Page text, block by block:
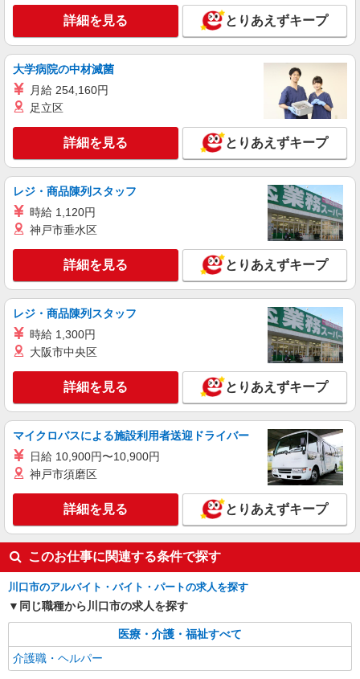
株式会社トラストグロース 新宿本社 第3営業部
有料老人ホームでの介護士
月給：243,500円〜290,000円 ※資格や経験
などによる ★昇給・賞与あり
キープ 詳細を見る
派遣社員
株式会社トラストグロース 新宿本社 第3営業部
介護付き有料老人ホームでの介護士
時給：初任者研修1350円/実務者研修1450円/介
埼玉県川口市
キープ 詳細を見る
派遣社員
株式会社kotrio /●SW-H1-2099238
レア＊欠員により急募！シニア向けマンション
で生活サポート
時給1650円〜2312円 ＜日払い有/週払い有/交
通費全支給(ガソリン代含む)＞
川口市 交通費全額支給
キープ 詳細を見る
詳細を見る とりあえずキープ
大学病院の中材滅菌
月給 254,160円
足立区
詳細を見る とりあえずキープ
レジ・商品陳列スタッフ
時給 1,120円
神戸市垂水区
詳細を見る とりあえずキープ
レジ・商品陳列スタッフ
時給 1,300円
大阪市中央区
詳細を見る とりあえずキープ
マイクロバスによる施設利用者送迎ドライバー
日給 10,900円〜10,900円
神戸市須磨区
詳細を見る とりあえずキープ
このお仕事に関連する条件で探す
川口市のアルバイト・バイト・パートの求人を探す
同じ職種から川口市の求人を探す
医療・介護・福祉すべて
介護職・ヘルパー